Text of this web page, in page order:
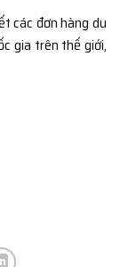
các đơn hàng du
gia trên thế giới,